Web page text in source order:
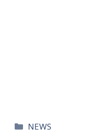
카
NEWS